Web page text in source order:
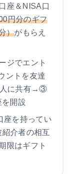
座＆NISA口
円分のギフ
）がもらえ
ジでエント
ントを友達
に共有→③
開設
座を持ってい
介者の相互
限はギフト